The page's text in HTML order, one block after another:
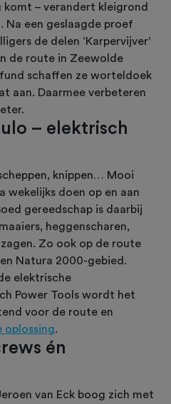
– verandert kleigrond
Na een geslaagde proef
de delen ‘Karpervijver’
de route in Zeewolde
schaffen ze worteldoek
aan. Daarmee verbeteren
– elektrisch
knippen… Mooi
wekelijks doen op en aan
gereedschap is daarbij
heggenscharen,
Zo ook op de route
Natura 2000-gebied.
elektrische
Power Tools wordt het
voor de route en
oplossing.
én
van Eck boog zich met